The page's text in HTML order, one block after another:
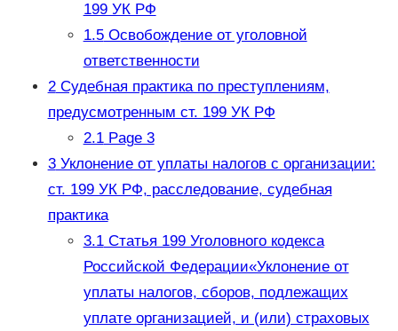
199 УК РФ
1.5Освобождение от уголовной
ответственности
2Судебная практика по преступлениям,
предусмотренным ст. 199 УК РФ
2.1Page 3
3Уклонение от уплаты налогов с организации:
ст. 199 УК РФ, расследование, судебная
практика
3.1Статья 199 Уголовного кодекса
Российской Федерации«Уклонение от
уплаты налогов, сборов, подлежащих
уплате организацией, и (или) страховых